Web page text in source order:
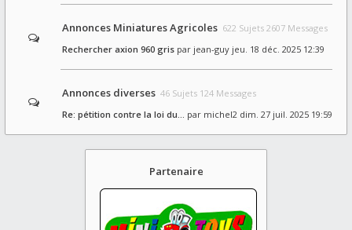
Annonces Miniatures Agricoles 622 Sujets 2607 Messages
Rechercher axion 960 gris par jean-guy jeu. 18 déc. 2025 12:39
Annonces diverses 46 Sujets 124 Messages
Re: pétition contre la loi du… par michel2 dim. 27 juil. 2025 19:59
Partenaire